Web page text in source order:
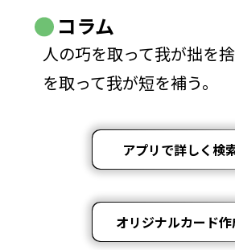
コラム
人の巧を取って我が拙を
を取って我が短を補う。
アプリで詳しく検
オリジナルカード